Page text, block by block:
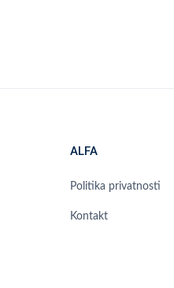
ALFA
Politika privatnosti
Kontakt